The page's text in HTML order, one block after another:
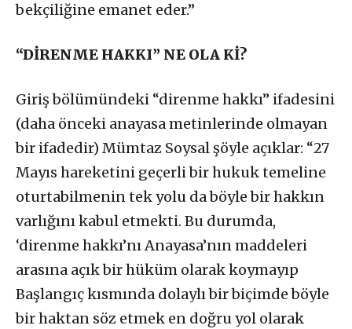
bekçiliğine emanet eder.”
“DİRENME HAKKI” NE OLA Kİ?
Giriş bölümündeki “direnme hakkı” ifadesini
(daha önceki anayasa metinlerinde olmayan
bir ifadedir) Mümtaz Soysal şöyle açıklar: “27
Mayıs hareketini geçerli bir hukuk temeline
oturtabilmenin tek yolu da böyle bir hakkın
varlığını kabul etmekti. Bu durumda,
‘direnme hakkı’nı Anayasa’nın maddeleri
arasına açık bir hüküm olarak koymayıp
Başlangıç kısmında dolaylı bir biçimde böyle
bir haktan söz etmek en doğru yol olarak